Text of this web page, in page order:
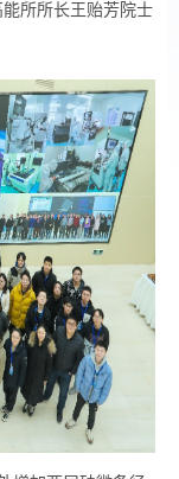
所所长王贻芳院士